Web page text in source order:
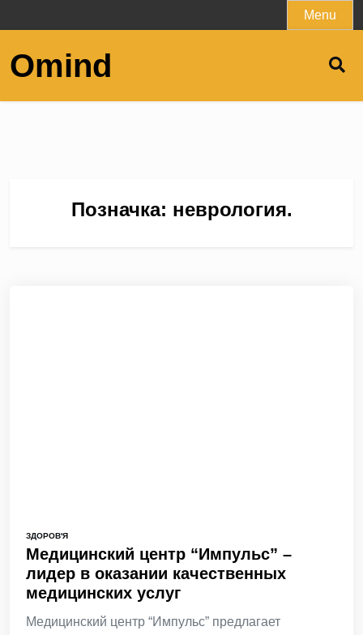
to
Menu
Omind
Позначка: неврология.
ЗДОРОВ'Я
Медицинский центр “Импульс” –
лидер в оказании качественных
медицинских услуг
Медицинский центр “Импульс” предлагает